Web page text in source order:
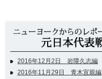
2016年12月2日 岩隈久志編
2016年11月29日 青木宣親編